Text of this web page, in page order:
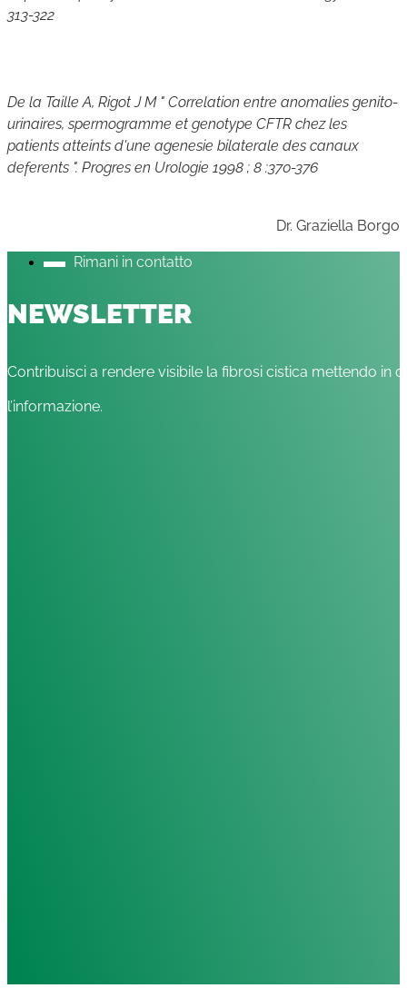
313-322
De la Taille A, Rigot J M " Correlation entre anomalies genito-
urinaires, spermogramme et genotype CFTR chez les
patients atteints d'une agenesie bilaterale des canaux
deferents ". Progres en Urologie 1998 ; 8 :370-376
Dr. Graziella Borgo
Rimani in contatto
NEWSLETTER
Contribuisci a rendere visibile la fibrosi cistica mettendo in
l’informazione.